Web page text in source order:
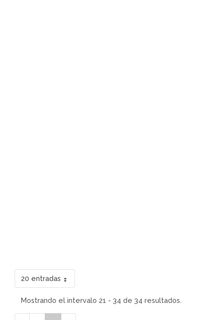
20 entradas
Mostrando el intervalo 21 - 34 de 34 resultados.